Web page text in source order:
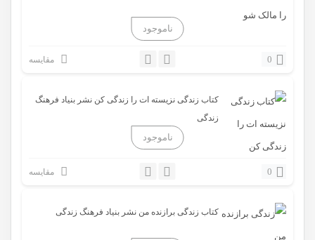
0 مقایسه
کتاب زندگی نزیسته ات را زندگی کن نشر بنیاد فرهنگ
زندگی
0 مقایسه
کتاب زندگی برازنده من نشر بنیاد فرهنگ زندگی